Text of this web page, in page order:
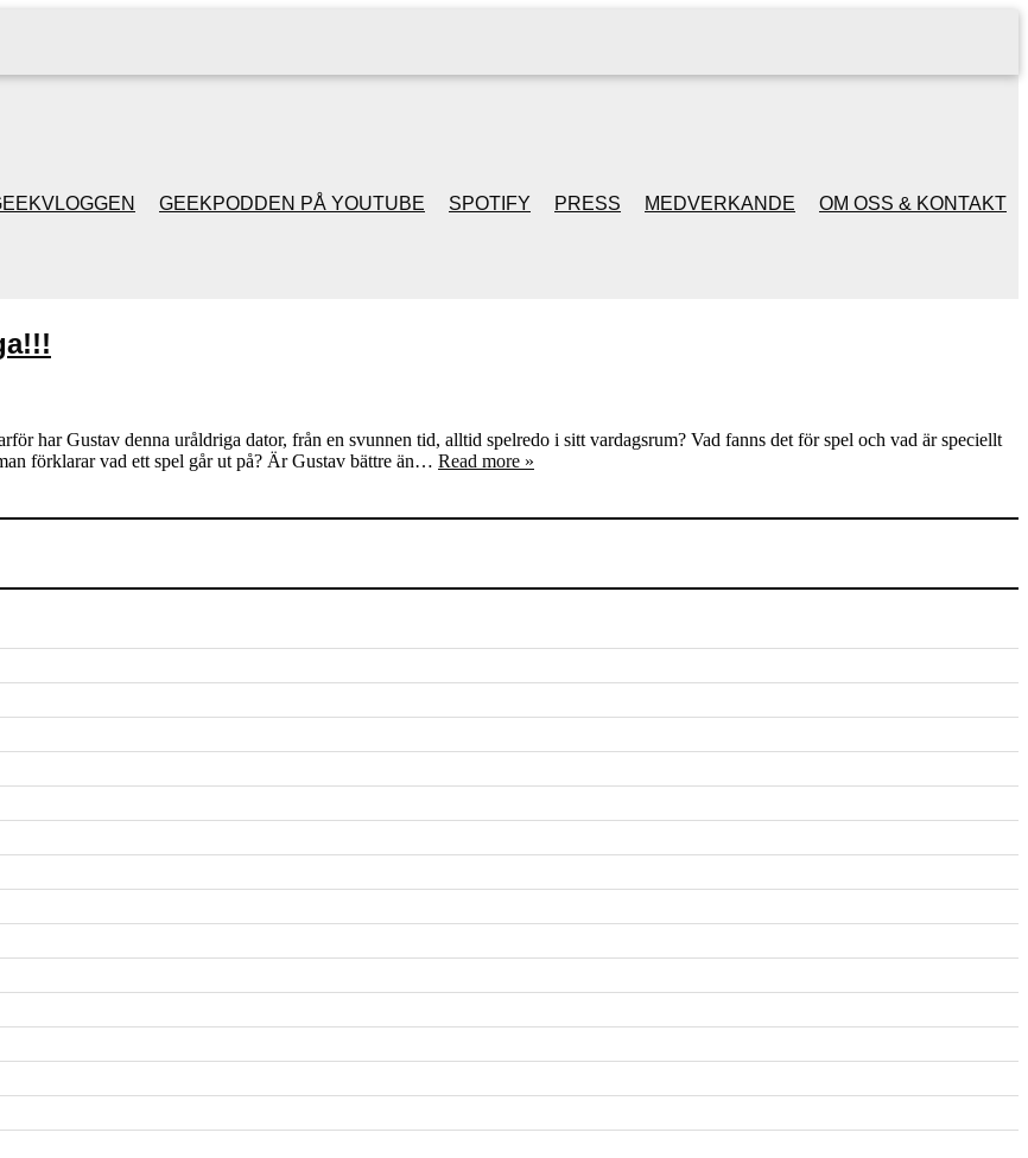
GEEKPODDEN PÅ YOUTUBE
GEEKPODDENS
SPOTIFY PRESS MEDVERKANDE OM OSS & KONTAKT
har Gustav denna uråldriga dator, från en svunnen tid, alltid spelredo i sitt vardagsrum? Vad fanns det för spel och vad är speciellt
förklarar vad ett spel går ut på? Är Gustav bättre än… Read more »